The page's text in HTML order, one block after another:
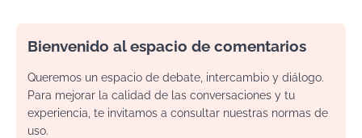
Bienvenido al espacio de comentarios
Queremos un espacio de debate, intercambio y diálogo.
Para mejorar la calidad de las conversaciones y tu
experiencia, te invitamos a consultar nuestras normas de
uso.